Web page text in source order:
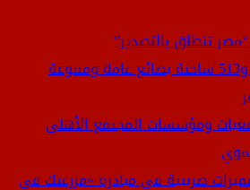
تنطلق بالتصدير”
تداول 9 آلاف طن و513 شاحنة بضائع عامة ومتنوعة
ومؤسسات المجتمع الأهلي
الخبراء: 5 مميزات ضريبية في مبادرة «مزرعتك في